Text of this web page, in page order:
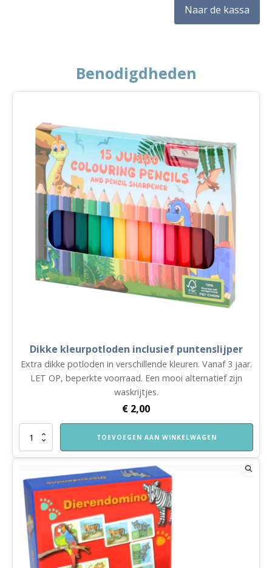
Naar de kassa
Benodigdheden
Dikke kleurpotloden inclusief puntenslijper
Extra dikke potloden in verschillende kleuren. Vanaf 3 jaar.
LET OP, beperkte voorraad. Een mooi alternatief zijn
waskrijtjes.
€ 2,00
Dikke
inclusief
aantal
TOEVOEGEN AAN WINKELWAGEN